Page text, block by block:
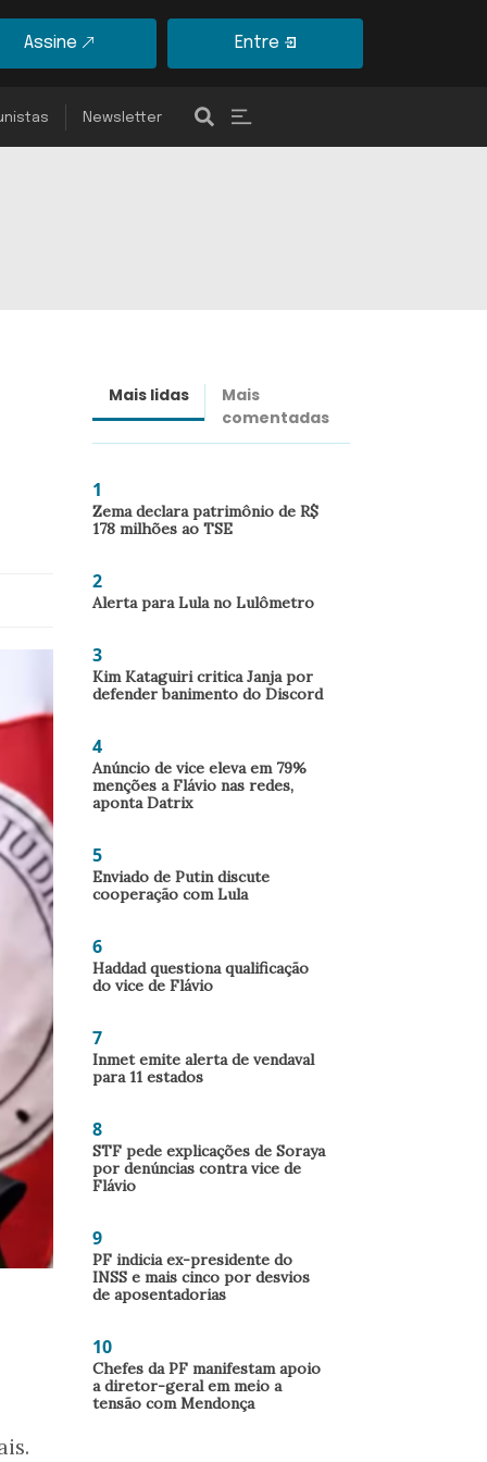
Assine Entre
Newsletter
Mais lidas
Mais
comentadas
1
Zema declara patrimônio de R$
178 milhões ao TSE
2
Alerta para Lula no Lulômetro
3
Kim Kataguiri critica Janja por
defender banimento do Discord
4
Anúncio de vice eleva em 79%
menções a Flávio nas redes,
aponta Datrix
5
Enviado de Putin discute
cooperação com Lula
6
Haddad questiona qualificação
do vice de Flávio
7
Inmet emite alerta de vendaval
para 11 estados
8
STF pede explicações de Soraya
por denúncias contra vice de
Flávio
9
PF indicia ex-presidente do
INSS e mais cinco por desvios
de aposentadorias
10
Chefes da PF manifestam apoio
a diretor-geral em meio a
tensão com Mendonça